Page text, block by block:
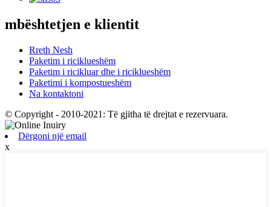
mbështetjen e klientit
Rreth Nesh
Paketim i riciklueshëm
Paketim i ricikluar dhe i riciklueshëm
Paketimi i kompostueshëm
Na kontaktoni
© Copyright - 2010-2021: Të gjitha të drejtat e rezervuara.
Dërgoni një email
x